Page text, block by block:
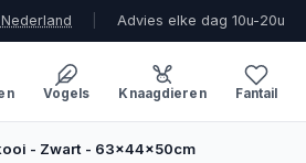
Advies elke dag 10u-20u
Vogels Knaagdieren Fantail
- Zwart - 63x44x50cm